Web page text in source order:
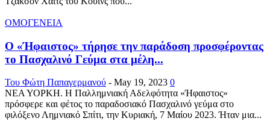
ΟΜΟΓΕΝΕΙΑ
Ο «Ήφαιστος» τήρησε την παράδοση προσφέροντας
το Πασχαλινό Γεύμα στα μέλη...
Του Φώτη Παπαγερμανού - May 19, 2023 0
ΝΕΑ ΥΟΡΚΗ. Η Παλλημνιακή Αδελφότητα «Ήφαιστος»
πρόσφερε και φέτος το παραδοσιακό Πασχαλινό γεύμα στο
φιλόξενο Λημνιακό Σπίτι, την Κυριακή, 7 Μαίου 2023. Ήταν μια...